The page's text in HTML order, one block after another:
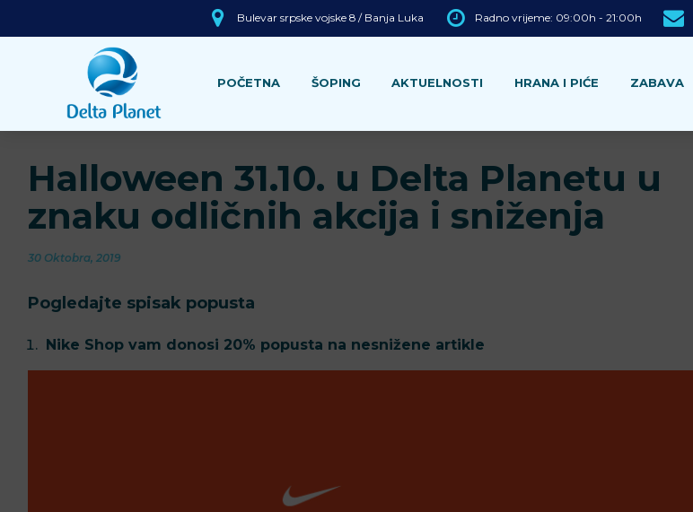
Bulevar srpske vojske 8 / Banja Luka Radno vrijeme: 09:00h - 21:00h
POČETNA ŠOPING AKTUELNOSTI HRANA I PIĆE ZABAVA
Halloween 31.10. u Delta Planetu u
znaku odličnih akcija i sniženja
30 Oktobra, 2019
Pogledajte spisak popusta
Nike Shop vam donosi 20% popusta na nesnižene artikle